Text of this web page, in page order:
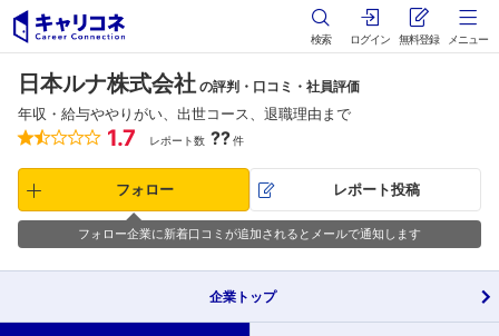
検索 ログイン 無料登録 メニュー
日本ルナ株式会社 の評判・口コミ・社員評価
年収・給与ややりがい、出世コース、退職理由まで
1.7 レポート数 ??件
フォロー レポート投稿
フォロー企業に新着口コミが追加されるとメールで通知します
企業 トップ